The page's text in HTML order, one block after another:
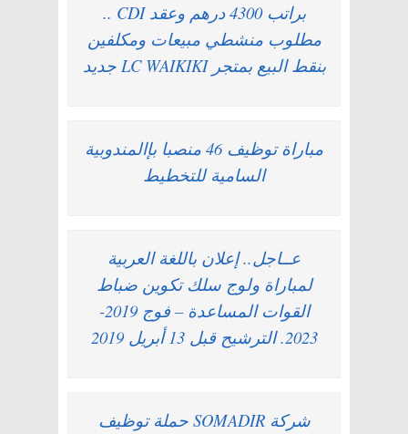
براتب 4300 درهم وعقد CDI ..
مطلوب منشطي مبيعات ومكلفين
بنقط البيع بمتجر LC WAIKIKI جديد
مباراة توظيف 46 منصبا بإالمندوبية
السامية للتخطيط
عــاجل.. إعلان باللغة العربية
لمباراة ولوج سلك تكوين ضباط
القوات المساعدة – فوج 2019-
2023. الترشيح قبل 13 أبريل 2019
شركة SOMADIR حملة توظيف